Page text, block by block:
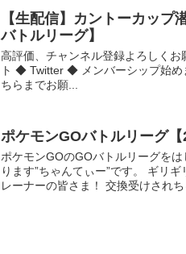
【生配信】カントーカッ
バトルリーグ】
高評価、チャンネル登録よろしく
ト ◆ Twitter ◆ メンバーシップ始
ちらまでお願...
ポケモンGOバトルリーグ
ポケモンGOのGOバトルリーグを
ります”ちゃんてぃー”です。 ギリ
レーナーの皆さま！ 交換受けされ